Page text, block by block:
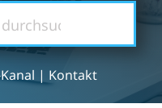
| Kontakt